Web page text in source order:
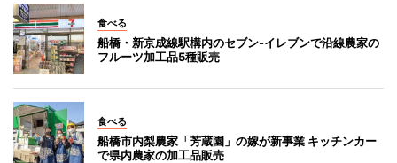
食べる
船橋・新京成線駅構内のセブン-イレブンで沿線農家の
フルーツ加工品5種販売
食べる
船橋市内梨農家「芳蔵園」の嫁が新事業 キッチンカー
で県内農家の加工品販売